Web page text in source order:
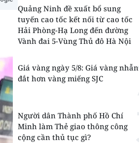
Quảng Ninh đề xuất bổ sung
tuyến cao tốc kết nối từ cao tốc
Hải Phòng-Hạ Long đến đường
Vành đai 5-Vùng Thủ đô Hà Nội
Giá vàng ngày 5/8: Giá vàng nhẫn
đắt hơn vàng miếng SJC
Người dân Thành phố Hồ Chí
Minh làm Thẻ giao thông công
cộng cần thủ tục gì?